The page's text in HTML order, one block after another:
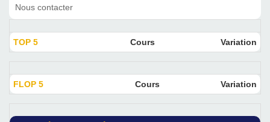
Nous contacter
TOP 5 Cours Variation
FLOP 5 Cours Variation